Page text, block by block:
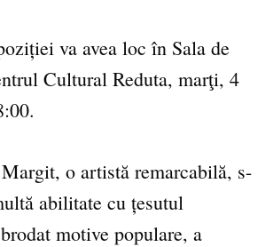
va avea loc în Sala de
Cultural Reduta, marţi, 4
o artistă remarcabilă, s-
abilitate cu țesutul
motive populare, a